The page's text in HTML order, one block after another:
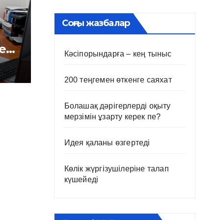
Соңғы жазбалар
Кәсіпорындарға – кең тыныс
200 теңгемен өткенге саяхат
Болашақ дәрігерлерді оқыту
мерзімін ұзарту керек пе?
Идея қаланы өзгертеді
Көлік жүргізушілеріне талап
күшейеді